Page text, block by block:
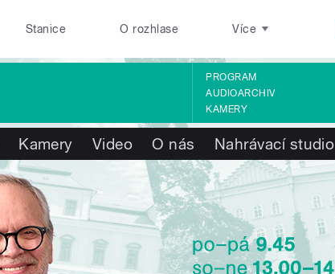
Stanice O rozhlase Více
PROGRAM
AUDIOARCHIV
KAMERY
Kamery Video O nás Nahrávací studio